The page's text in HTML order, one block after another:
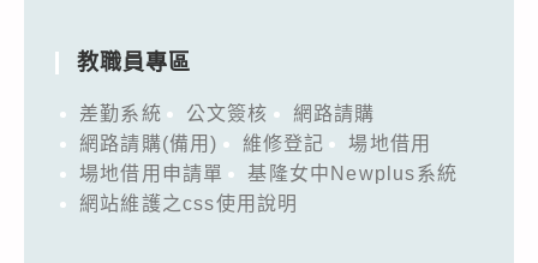
教職員專區
差勤系統 公文簽核
網路請購
網路請購(備用)
維修登記
場地借用
場地借用申請單
基隆女中Newplus系統
網站維護之css使用說明